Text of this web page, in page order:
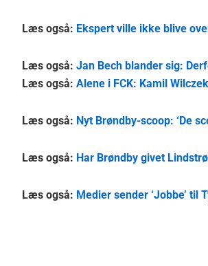
Læs også: Ekspert ville ikke blive
Læs også: Jan Bech blander sig:
Læs også: Alene i FCK: Kamil
Læs også: Nyt Brøndby-scoop: ‘De
Læs også: Har Brøndby givet
Læs også: Medier sender ‘Jobbe’ til